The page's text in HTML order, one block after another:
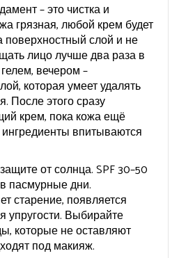
– это чистка и
грязная, любой крем будет
поверхностный слой и не
лицо лучше два раза в
вечером –
которая умеет удалять
После этого сразу
крем, пока кожа ещё
впитываются
от солнца. SPF 30–50
пасмурные дни.
старение, появляется
упругости. Выбирайте
которые не оставляют
под макияж.